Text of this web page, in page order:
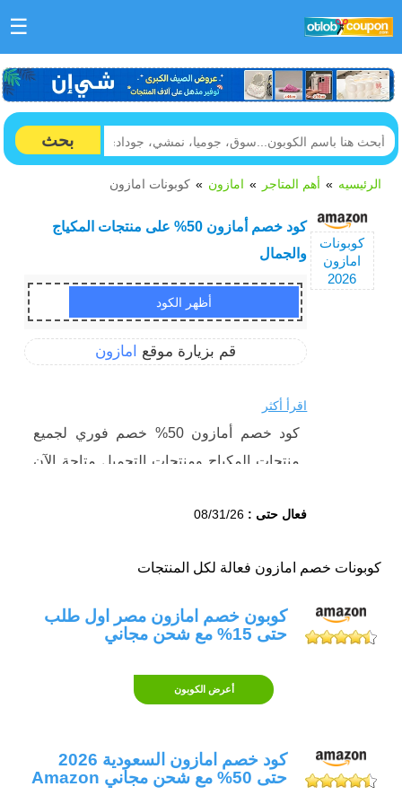
☰
بحث
الرئيسيه أهم المتاجر امازون كوبونات امازون
كوبونات
امازون
2026
كود خصم أمازون 50% على منتجات المكياج
والجمال
EG150
قم بزيارة موقع امازون
اقرأ أكثر
كود خصم أمازون 50% خصم فوري لجميع
منتجات المكياج ومنتجات التجميل متاحة الآن
منتجات مختلفة ومتنوعة مثل (مستحضرات
وأدوات الجمال، أجهزة العناية الشخصية،
كود خصم امازون 50% لمنتجات المكياج
والعناية فعال اليوم
التجميل و المكياج لتحصلي على نسبة خصم
منتجات البشرة الضرورية التي تمنحك بشرة
صحية بأقل تكلفة.
فعال حتى : 08/31/26
كوبونات خصم امازون فعالة لكل المنتجات
كوبون خصم امازون مصر اول طلب
حتى 15% مع شحن مجاني
أعرض الكوبون
كود خصم امازون السعودية 2026
حتى 50% مع شحن مجاني Amazon